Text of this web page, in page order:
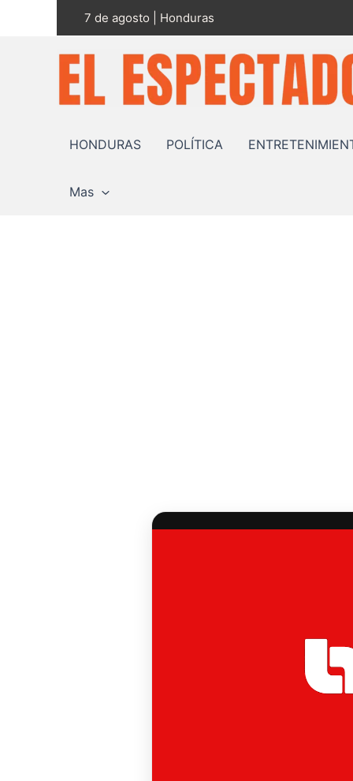
7 de agosto | Honduras
HONDURAS POLÍTICA
Mas